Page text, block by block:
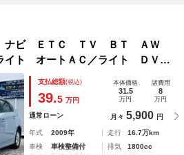
ナビ ＥＴＣ ＴＶ ＢＴ ＡＷ
イト オートＡＣ／ライト ＤＶ
ライブレコーダー ＡＬＬパワー
Ｐスタート スペアキ－
支払総額(税込)
39.5 万円
本体価格
31.5
万円
諸費用
8
万円
通常ローン 月々 5,900 円
年式 2009年 走行
16.7万km
車検
車検整備付 排気
1800cc